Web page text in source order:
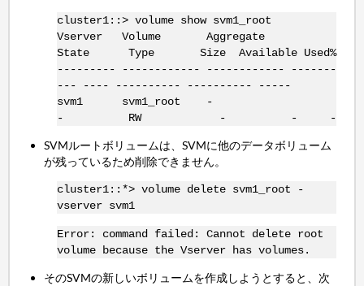
cluster1::> volume show svm1_root
Vserver Volume Aggregate
State Type Size Available Used%
--------- ------------ ------------ -------
--- ---- ---------- ---------- -----
svm1 svm1_root -
- RW - - -
SVMルートボリュームは、SVMに他のデータボリューム
が残っているため削除できません。
cluster1::*> volume delete svm1_root -
vserver svm1
Error: command failed: Cannot delete root
volume because the Vserver has volumes.
そのSVMの新しいボリュームを作成しようとすると、次